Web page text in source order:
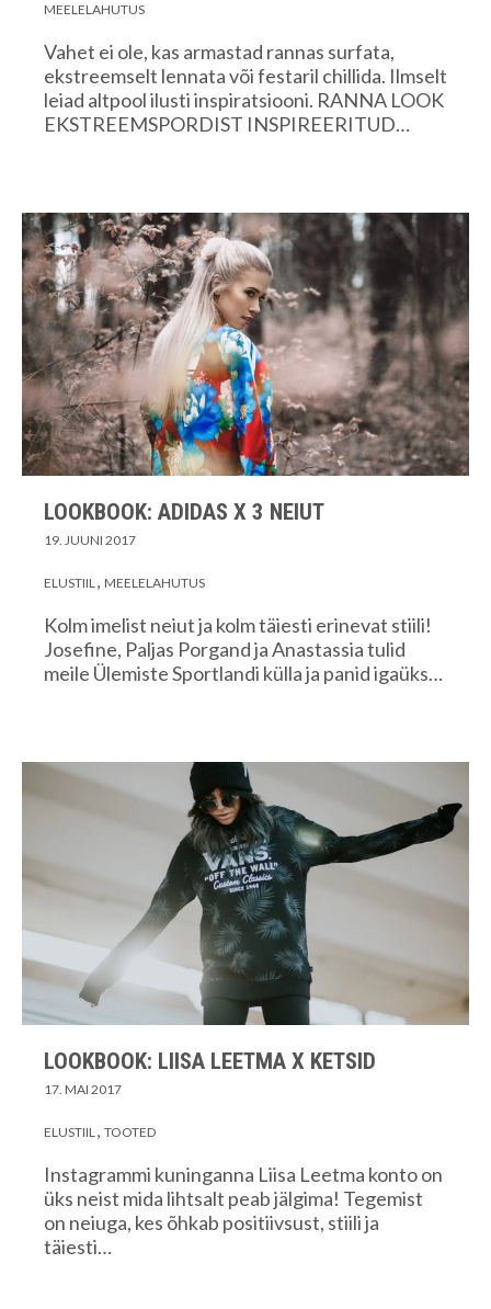
MEELELAHUTUS
Vahet ei ole, kas armastad rannas surfata,
ekstreemselt lennata või festaril chillida. Ilmselt
leiad altpool ilusti inspiratsiooni. RANNA LOOK
EKSTREEMSPORDIST INSPIREERITUD…
LOOKBOOK: ADIDAS X 3 NEIUT
19. JUUNI 2017
ELUSTIIL MEELELAHUTUS
Kolm imelist neiut ja kolm täiesti erinevat stiili!
Josefine, Paljas Porgand ja Anastassia tulid
meile Ülemiste Sportlandi külla ja panid igaüks…
LOOKBOOK: LIISA LEETMA X KETSID
17. MAI 2017
ELUSTIIL TOOTED
Instagrammi kuninganna Liisa Leetma konto on
üks neist mida lihtsalt peab jälgima! Tegemist
on neiuga, kes õhkab positiivsust, stiili ja
täiesti…